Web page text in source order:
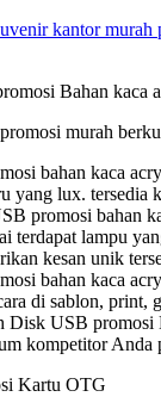
kantor murah
Bahan kaca
bahan kaca
yang lux. tersedia
promosi bahan
terdapat lampu
kesan unik
bahan kaca
di sablon, print,
Disk USB promosi
kompetitor Anda
Kartu OTG